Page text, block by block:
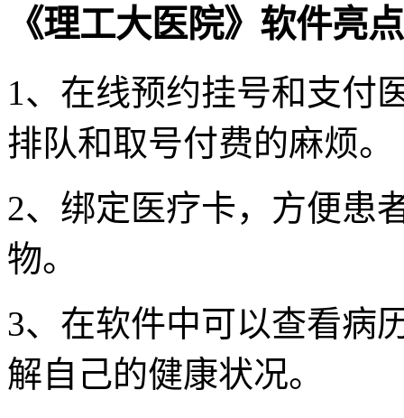
《理工大医院》软件亮
1、在线预约挂号和支付
排队和取号付费的麻烦。
2、绑定医疗卡，方便患
物。
3、在软件中可以查看病
解自己的健康状况。